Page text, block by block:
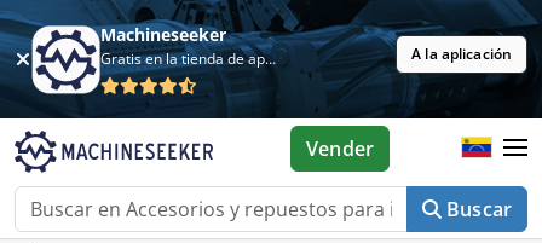
Machineseeker
Gratis en la tienda de aplicaciones A la aplicación
Buscar
Vender